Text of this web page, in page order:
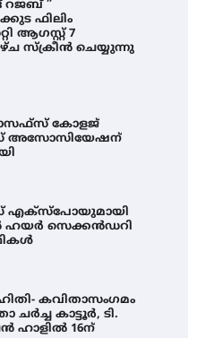
റജബ് ”
ഫിലിം
ആഗസ്റ്റ് 7
സ്‌ക്രീൻ ചെയ്യുന്നു
കോളജ്
അസോസിയേഷന്
എക്സ്പോയുമായി
സെക്കൻഡറി
കവിതാസംഗമം
ചർച്ച കാട്ടൂർ, ടി.
ഹാളിൽ 16ന്